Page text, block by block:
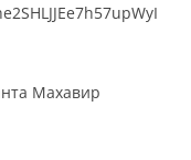
Махавир